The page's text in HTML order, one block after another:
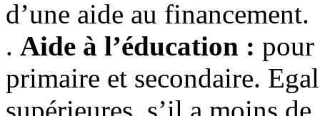
d’une aide au financement.
. Aide à l’éducation : pour
primaire et secondaire.
supérieures, s’il a moins